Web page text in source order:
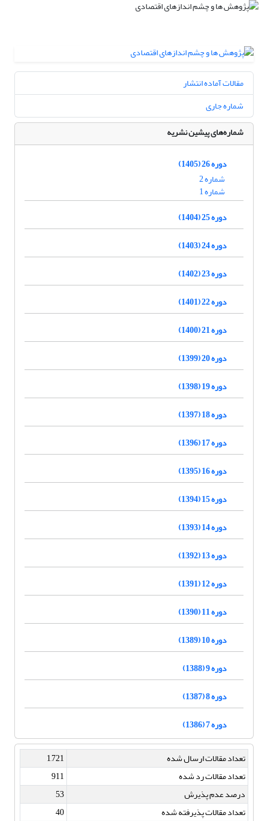
مقالات آماده انتشار
شماره جاری
شماره‌های پیشین نشریه
دوره 26 (1405)
شماره 2
شماره 1
دوره 25 (1404)
دوره 24 (1403)
دوره 23 (1402)
دوره 22 (1401)
دوره 21 (1400)
دوره 20 (1399)
دوره 19 (1398)
دوره 18 (1397)
دوره 17 (1396)
دوره 16 (1395)
دوره 15 (1394)
دوره 14 (1393)
دوره 13 (1392)
دوره 12 (1391)
دوره 11 (1390)
دوره 10 (1389)
دوره 9 (1388)
دوره 8 (1387)
دوره 7 (1386)
تعداد مقالات ارسال شده
1,721
تعداد مقالات رد شده
911
درصد عدم پذیرش
53
تعداد مقالات پذیرفته شده
40